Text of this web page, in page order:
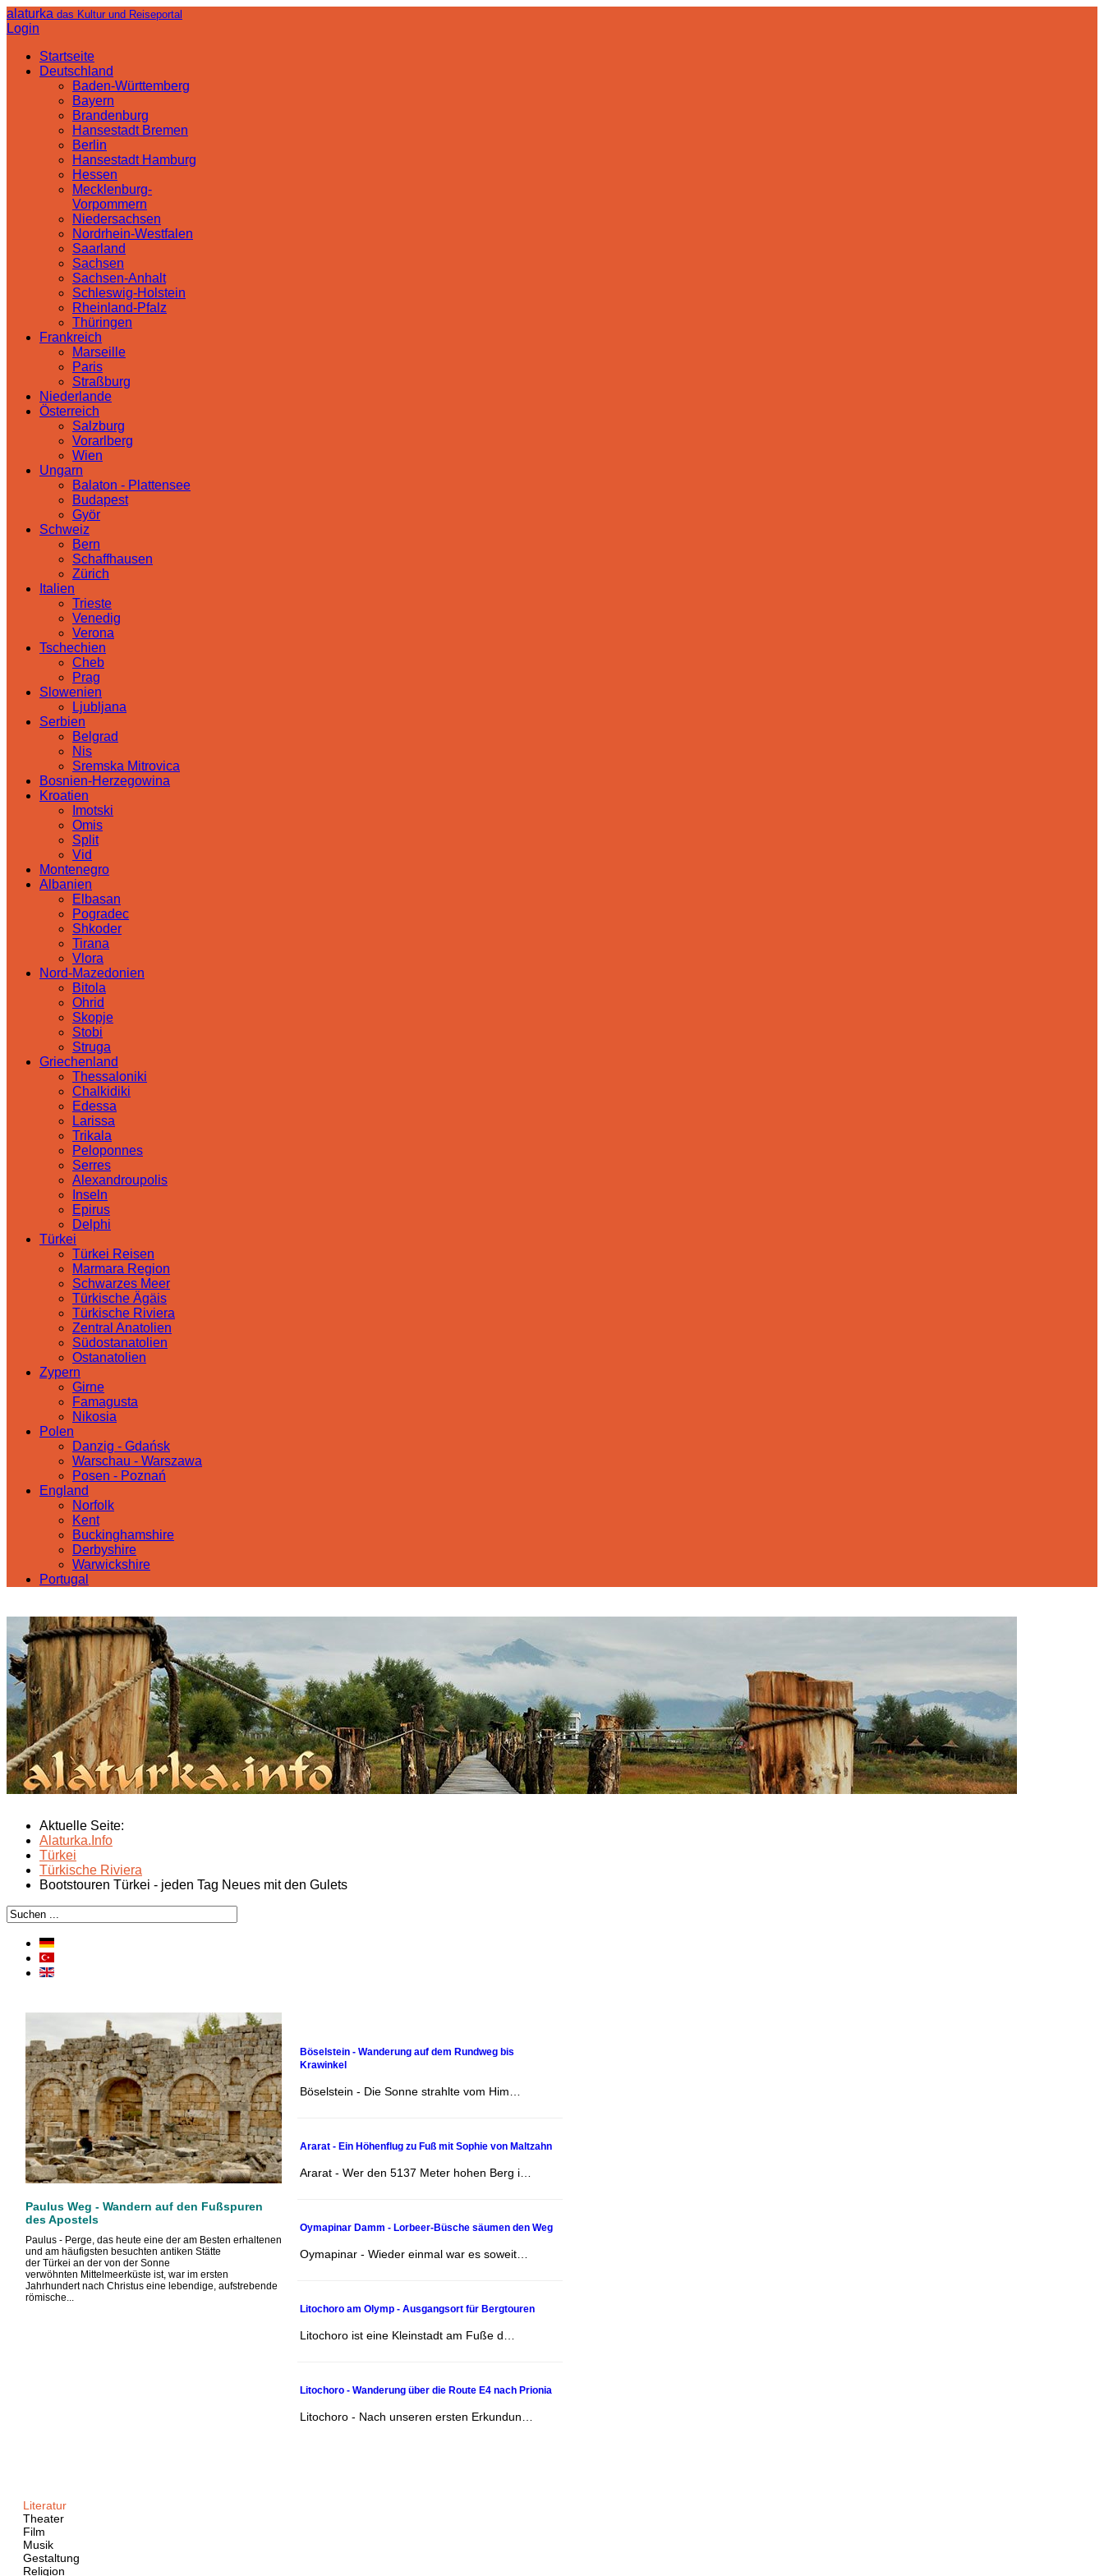
alaturka das Kultur und Reiseportal
Login
Startseite
Deutschland
Baden-Württemberg
Bayern
Brandenburg
Hansestadt Bremen
Berlin
Hansestadt Hamburg
Hessen
Mecklenburg-
Vorpommern
Niedersachsen
Nordrhein-Westfalen
Saarland
Sachsen
Sachsen-Anhalt
Schleswig-Holstein
Rheinland-Pfalz
Thüringen
Frankreich
Marseille
Paris
Straßburg
Niederlande
Österreich
Salzburg
Vorarlberg
Wien
Ungarn
Balaton - Plattensee
Budapest
Györ
Schweiz
Bern
Schaffhausen
Zürich
Italien
Trieste
Venedig
Verona
Tschechien
Cheb
Prag
Slowenien
Ljubljana
Serbien
Belgrad
Nis
Sremska Mitrovica
Bosnien-Herzegowina
Kroatien
Imotski
Omis
Split
Vid
Montenegro
Albanien
Elbasan
Pogradec
Shkoder
Tirana
Vlora
Nord-Mazedonien
Bitola
Ohrid
Skopje
Stobi
Struga
Griechenland
Thessaloniki
Chalkidiki
Edessa
Larissa
Trikala
Peloponnes
Serres
Alexandroupolis
Inseln
Epirus
Delphi
Türkei
Türkei Reisen
Marmara Region
Schwarzes Meer
Türkische Ägäis
Türkische Riviera
Zentral Anatolien
Südostanatolien
Ostanatolien
Zypern
Girne
Famagusta
Nikosia
Polen
Danzig - Gdańsk
Warschau - Warszawa
Posen - Poznań
England
Norfolk
Kent
Buckinghamshire
Derbyshire
Warwickshire
Portugal
Aktuelle Seite:
Alaturka.Info
Türkei
Türkische Riviera
Bootstouren Türkei - jeden Tag Neues mit den Gulets
Paulus Weg - Wandern auf den Fußspuren
des Apostels
Paulus - Perge, das heute eine der am Besten erhaltenen
und am häufigsten besuchten antiken Stätte
der Türkei an der von der Sonne
verwöhnten Mittelmeerküste ist, war im ersten
Jahrhundert nach Christus eine lebendige, aufstrebende
römische...
Böselstein - Wanderung auf dem Rundweg bis
Krawinkel
Böselstein - Die Sonne strahlte vom Him…
Ararat - Ein Höhenflug zu Fuß mit Sophie von Maltzahn
Ararat - Wer den 5137 Meter hohen Berg i…
Oymapinar Damm - Lorbeer-Büsche säumen den Weg
Oymapinar - Wieder einmal war es soweit…
Litochoro am Olymp - Ausgangsort für Bergtouren
Litochoro ist eine Kleinstadt am Fuße d…
Litochoro - Wanderung über die Route E4 nach Prionia
Litochoro - Nach unseren ersten Erkundun…
Literatur
Theater
Film
Musik
Gestaltung
Religion